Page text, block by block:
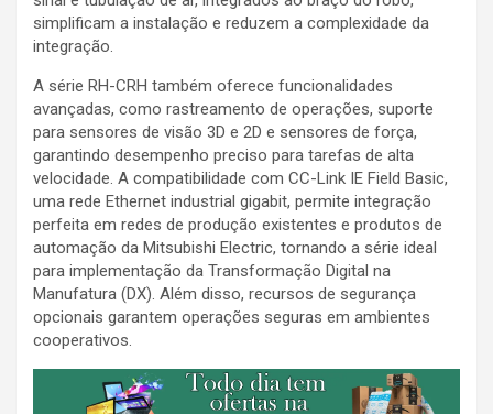
simplificam a instalação e reduzem a complexidade da
integração.
A série RH-CRH também oferece funcionalidades
avançadas, como rastreamento de operações, suporte
para sensores de visão 3D e 2D e sensores de força,
garantindo desempenho preciso para tarefas de alta
velocidade. A compatibilidade com CC-Link IE Field Basic,
uma rede Ethernet industrial gigabit, permite integração
perfeita em redes de produção existentes e produtos de
automação da Mitsubishi Electric, tornando a série ideal
para implementação da Transformação Digital na
Manufatura (DX). Além disso, recursos de segurança
opcionais garantem operações seguras em ambientes
cooperativos.